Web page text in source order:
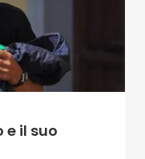
e il suo